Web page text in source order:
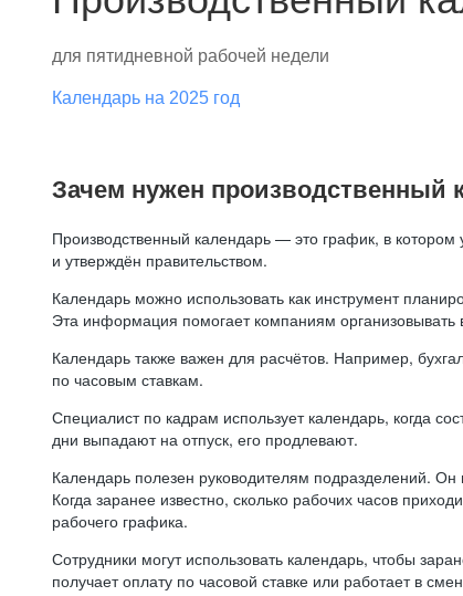
для пятидневной рабочей недели
Календарь на 2025 год
Зачем нужен производственный
Производственный календарь — это график, в
и утверждён правительством.
Календарь можно использовать как инструмент
Эта информация помогает компаниям организовывать
Календарь также важен для расчётов. Например,
по часовым ставкам.
Специалист по кадрам использует календарь, когда
дни выпадают на отпуск, его продлевают.
Календарь полезен руководителям подразделений.
Когда заранее известно, сколько рабочих часов
рабочего графика.
Сотрудники могут использовать календарь, чтобы
получает оплату по часовой ставке или работает в